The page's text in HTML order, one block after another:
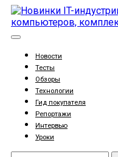
Новости
Тесты
Обзоры
Технологии
Гид покупателя
Репортажи
Интервью
Уроки